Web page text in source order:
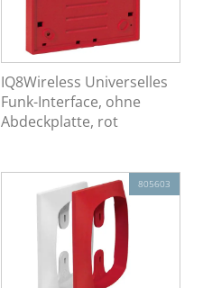
IQ8Wireless Universelles
Funk-Interface, ohne
Abdeckplatte, rot
805603